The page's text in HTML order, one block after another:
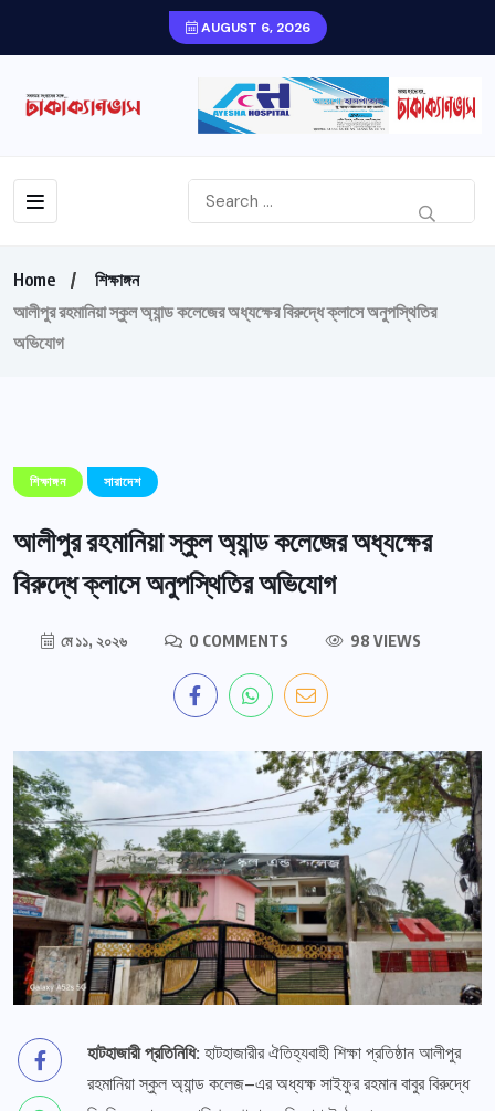
AUGUST 6, 2026
Home
শিক্ষাঙ্গন
আলীপুর রহমানিয়া স্কুল অ্যান্ড কলেজের অধ্যক্ষের বিরুদ্ধে ক্লাসে অনুপস্থিতির
অভিযোগ
শিক্ষাঙ্গন সারাদেশ
আলীপুর রহমানিয়া স্কুল অ্যান্ড কলেজের অধ্যক্ষের
বিরুদ্ধে ক্লাসে অনুপস্থিতির অভিযোগ
মে ১১, ২০২৬ 0 COMMENTS 98 VIEWS
হাটহাজারী প্রতিনিধি: হাটহাজারীর ঐতিহ্যবাহী শিক্ষা প্রতিষ্ঠান আলীপুর
রহমানিয়া স্কুল অ্যান্ড কলেজ–এর অধ্যক্ষ সাইফুর রহমান বাবুর বিরুদ্ধে